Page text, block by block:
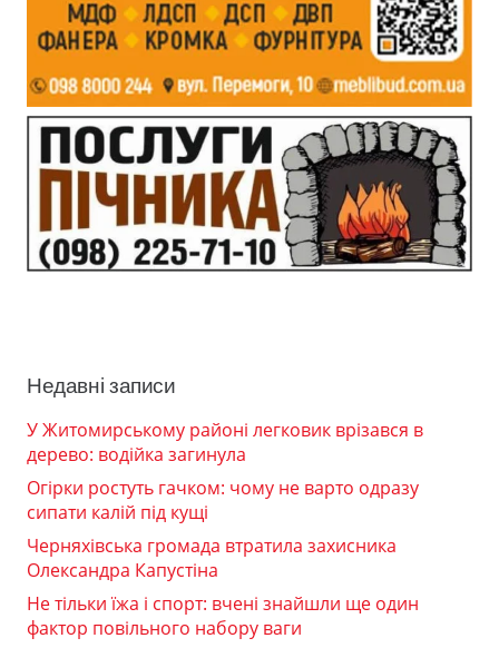
Недавні записи
У Житомирському районі легковик врізався в
дерево: водійка загинула
Огірки ростуть гачком: чому не варто одразу
сипати калій під кущі
Черняхівська громада втратила захисника
Олександра Капустіна
Не тільки їжа і спорт: вчені знайшли ще один
фактор повільного набору ваги